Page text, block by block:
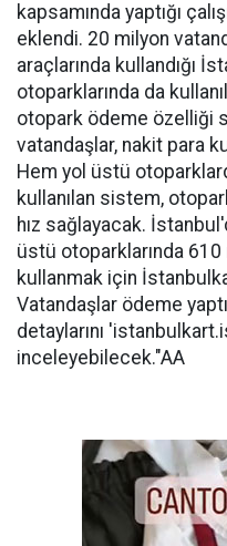
kapsamında yaptığı
eklendi. 20 milyon
araçlarında kullandığı
otoparklarında da
otopark ödeme özelliği
vatandaşlar, nakit para
Hem yol üstü
kullanılan sistem,
hız sağlayacak.
üstü otoparklarında
kullanmak için
Vatandaşlar ödeme
detaylarını
inceleyebilecek."AA